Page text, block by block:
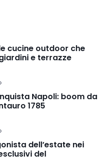
cucine outdoor che
e terrazze
Napoli: boom da
1785
dell’estate nei
del